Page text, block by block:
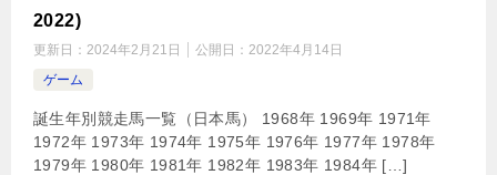
2022)
更新日： 2024年2月21日 公開日： 2022年4月14日
ゲーム
誕生年別競走馬一覧（日本馬） 1968年 1969年 1971年
1972年 1973年 1974年 1975年 1976年 1977年 1978年
1979年 1980年 1981年 1982年 1983年 1984年 […]